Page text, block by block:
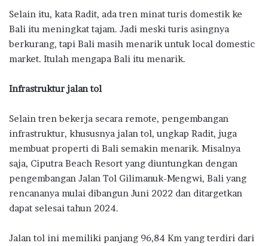
Selain itu, kata Radit, ada tren minat turis domestik ke
Bali itu meningkat tajam. Jadi meski turis asingnya
berkurang, tapi Bali masih menarik untuk local domestic
market. Itulah mengapa Bali itu menarik.
Infrastruktur jalan tol
Selain tren bekerja secara remote, pengembangan
infrastruktur, khususnya jalan tol, ungkap Radit, juga
membuat properti di Bali semakin menarik. Misalnya
saja, Ciputra Beach Resort yang diuntungkan dengan
pengembangan Jalan Tol Gilimanuk-Mengwi, Bali yang
rencananya mulai dibangun Juni 2022 dan ditargetkan
dapat selesai tahun 2024.
Jalan tol ini memiliki panjang 96,84 Km yang terdiri dari